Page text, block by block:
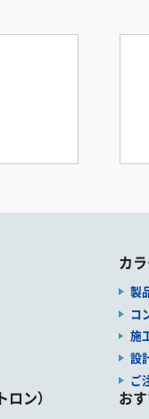
カ
製
コ
施
設
ご
ン） お